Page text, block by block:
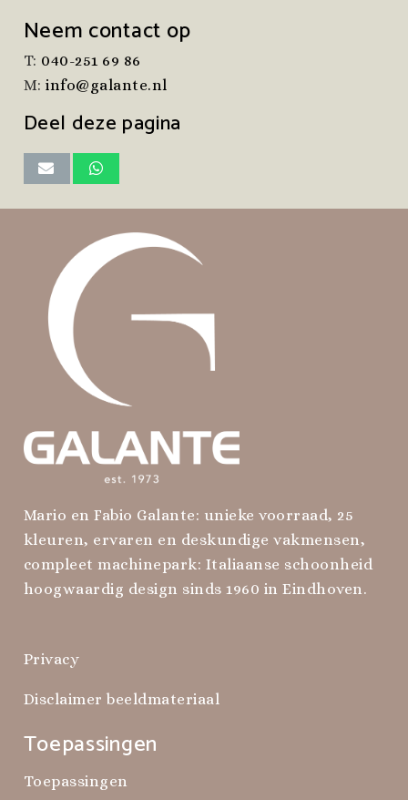
Neem contact op
T: 040-251 69 86
M:info@galante.nl
Deel deze pagina
Mario en Fabio Galante: unieke voorraad, 25
kleuren, ervaren en deskundige vakmensen,
compleet machinepark: Italiaanse schoonheid
hoogwaardig design sinds 1960 in Eindhoven.
Privacy
Disclaimer beeldmateriaal
Toepassingen
Toepassingen